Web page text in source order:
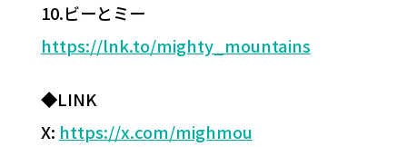
10.ビーとミー
https://lnk.to/mighty_mountains
◆LINK
X: https://x.com/mighmou